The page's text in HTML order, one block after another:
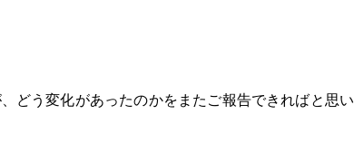
どう変化があったのかをまたご報告できればと思い